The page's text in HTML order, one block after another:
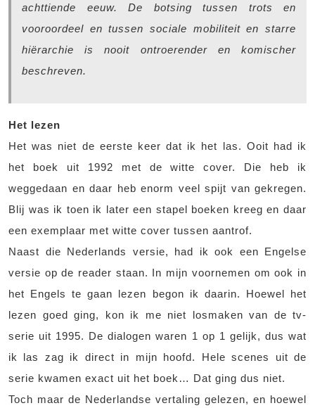
achttiende eeuw. De botsing tussen trots en
vooroordeel en tussen sociale mobiliteit en starre
hiërarchie is nooit ontroerender en komischer
beschreven.
Het lezen
Het was niet de eerste keer dat ik het las. Ooit had ik
het boek uit 1992 met de witte cover. Die heb ik
weggedaan en daar heb enorm veel spijt van gekregen.
Blij was ik toen ik later een stapel boeken kreeg en daar
een exemplaar met witte cover tussen aantrof.
Naast die Nederlands versie, had ik ook een Engelse
versie op de reader staan. In mijn voornemen om ook in
het Engels te gaan lezen begon ik daarin. Hoewel het
lezen goed ging, kon ik me niet losmaken van de tv-
serie uit 1995. De dialogen waren 1 op 1 gelijk, dus wat
ik las zag ik direct in mijn hoofd. Hele scenes uit de
serie kwamen exact uit het boek… Dat ging dus niet.
Toch maar de Nederlandse vertaling gelezen, en hoewel